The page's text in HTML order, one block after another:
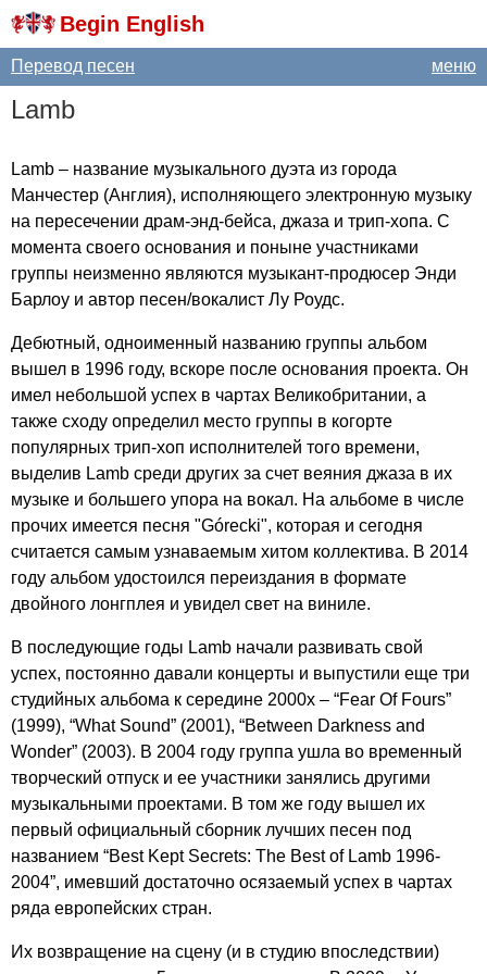
Begin English
меню
Перевод песен
Lamb
Lamb – название музыкального дуэта из города
Манчестер (Англия), исполняющего электронную музыку
на пересечении драм-энд-бейса, джаза и трип-хопа. С
момента своего основания и поныне участниками
группы неизменно являются музыкант-продюсер Энди
Барлоу и автор песен/вокалист Лу Роудс.
Дебютный, одноименный названию группы альбом
вышел в 1996 году, вскоре после основания проекта. Он
имел небольшой успех в чартах Великобритании, а
также сходу определил место группы в когорте
популярных трип-хоп исполнителей того времени,
выделив Lamb среди других за счет веяния джаза в их
музыке и большего упора на вокал. На альбоме в числе
прочих имеется песня "Górecki", которая и сегодня
считается самым узнаваемым хитом коллектива. В 2014
году альбом удостоился переиздания в формате
двойного лонгплея и увидел свет на виниле.
В последующие годы Lamb начали развивать свой
успех, постоянно давали концерты и выпустили еще три
студийных альбома к середине 2000х – “Fear Of Fours”
(1999), “What Sound” (2001), “Between Darkness and
Wonder” (2003). В 2004 году группа ушла во временный
творческий отпуск и ее участники занялись другими
музыкальными проектами. В том же году вышел их
первый официальный сборник лучших песен под
названием “Best Kept Secrets: The Best of Lamb 1996-
2004”, имевший достаточно осязаемый успех в чартах
ряда европейских стран.
Их возвращение на сцену (и в студию впоследствии)